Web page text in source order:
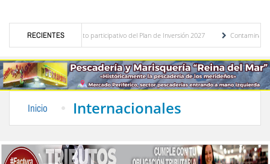
RECIENTES
del presupuesto participativo del Plan de Inversión 2027
Contaminación y
Inicio Internacionales